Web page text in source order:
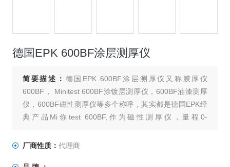
德国EPK 600BF涂层测厚仪
简要描述： 德国EPK 600BF涂层测厚仪又称膜厚仪
600BF， Minitest 600BF涂镀层测厚仪，600BF油漆测厚
仪，600BF磁性测厚仪等多个称呼，其实都是德国EPK经
典产品Mi你test 600BF,作为磁性测厚仪，量程0-
户喜爱，广泛应用于电镀、船舶、加工、桥梁、汽车、飞
厂商性质： 代理商